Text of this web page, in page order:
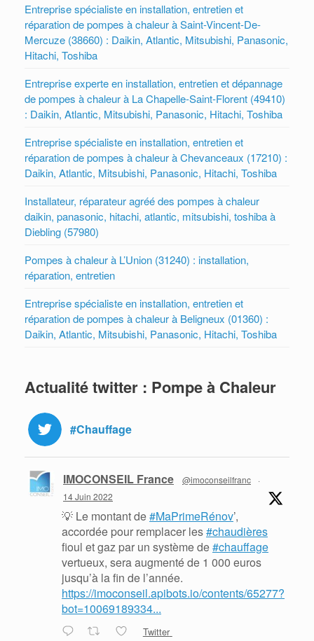
Entreprise spécialiste en installation, entretien et
réparation de pompes à chaleur à Saint-Vincent-De-
Mercuze (38660) : Daikin, Atlantic, Mitsubishi, Panasonic,
Hitachi, Toshiba
Entreprise experte en installation, entretien et dépannage
de pompes à chaleur à La Chapelle-Saint-Florent (49410)
: Daikin, Atlantic, Mitsubishi, Panasonic, Hitachi, Toshiba
Entreprise spécialiste en installation, entretien et
réparation de pompes à chaleur à Chevanceaux (17210) :
Daikin, Atlantic, Mitsubishi, Panasonic, Hitachi, Toshiba
Installateur, réparateur agréé des pompes à chaleur
daikin, panasonic, hitachi, atlantic, mitsubishi, toshiba à
Diebling (57980)
Pompes à chaleur à L’Union (31240) : installation,
réparation, entretien
Entreprise spécialiste en installation, entretien et
réparation de pompes à chaleur à Beligneux (01360) :
Daikin, Atlantic, Mitsubishi, Panasonic, Hitachi, Toshiba
Actualité twitter : Pompe à Chaleur
#Chauffage
IMOCONSEIL France @imoconseilfranc
·
14 Juin 2022
💡 Le montant de#MaPrimeRénov’,
accordée pour remplacer les#chaudières
fioul et gaz par un système de#chauffage
vertueux, sera augmenté de 1 000 euros
jusqu’à la fin de l’année.
https://imoconseil.apibots.io/contents/65277?
bot=10069189334...
Twitter